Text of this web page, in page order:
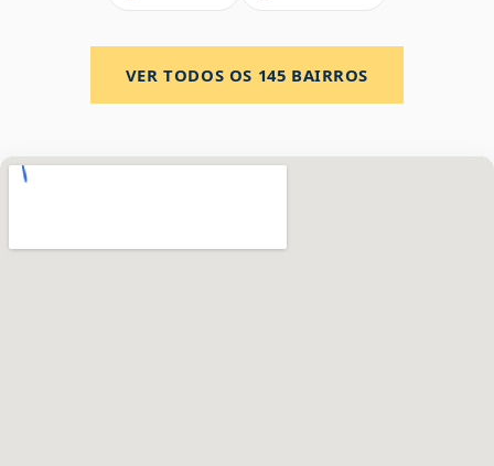
VER TODOS OS 145 BAIRROS